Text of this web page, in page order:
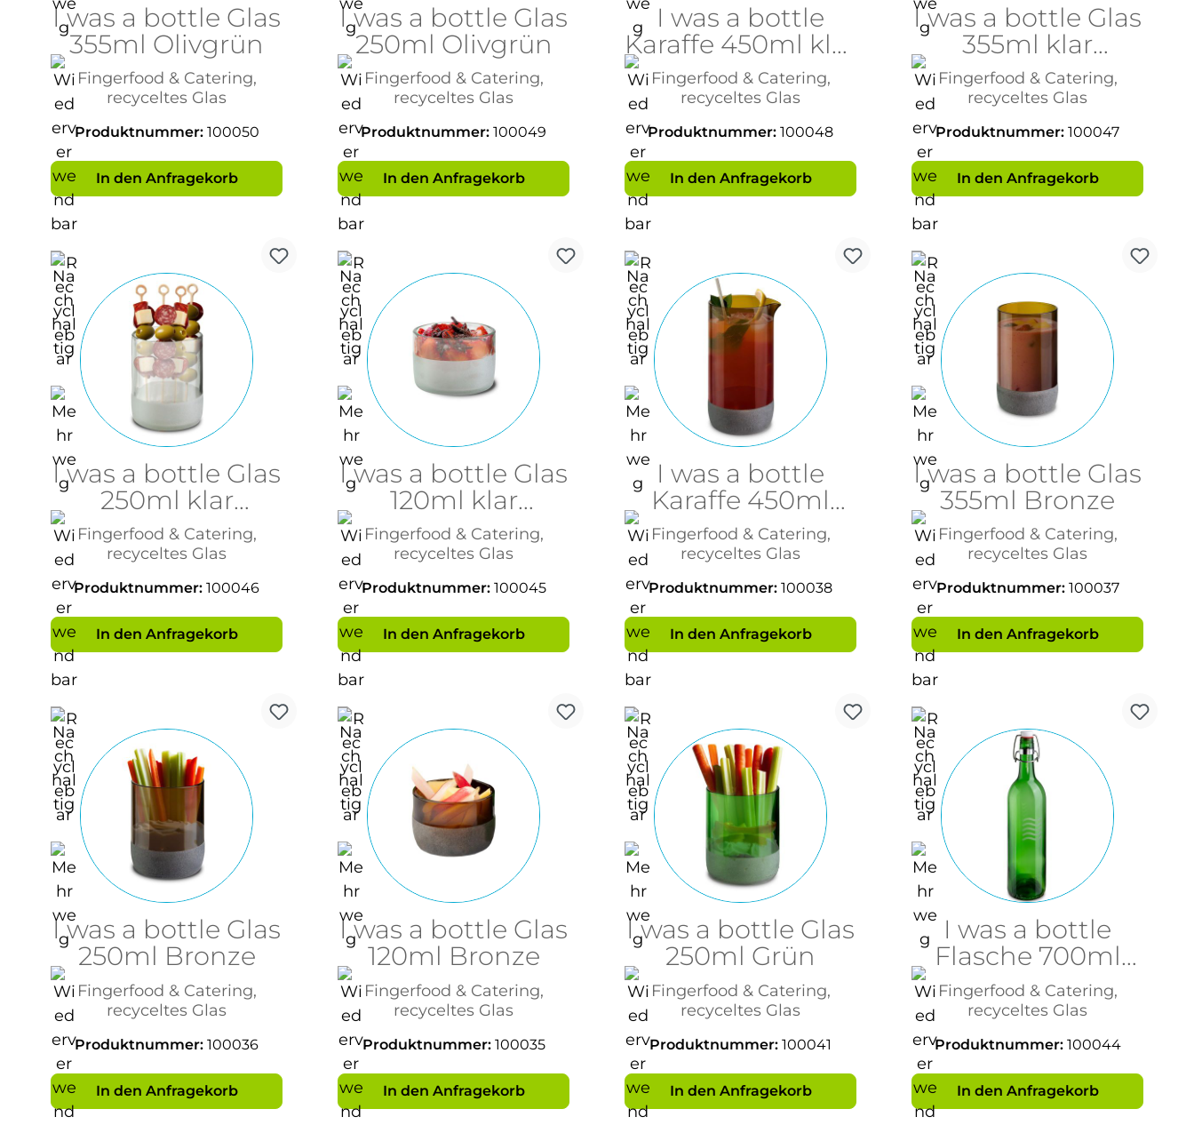
I was a bottle Glas
355ml Olivgrün
Fingerfood & Catering,
recyceltes Glas
Produktnummer: 100050
In den Anfragekorb
I was a bottle Glas
250ml Olivgrün
Fingerfood & Catering,
recyceltes Glas
Produktnummer: 100049
In den Anfragekorb
I was a bottle
Karaffe 450ml klar
gefrostet
Fingerfood & Catering,
recyceltes Glas
Produktnummer: 100048
In den Anfragekorb
I was a bottle Glas
355ml klar
gefrostet
Fingerfood & Catering,
recyceltes Glas
Produktnummer: 100047
In den Anfragekorb
I was a bottle Glas
250ml klar
gefrostet
Fingerfood & Catering,
recyceltes Glas
Produktnummer: 100046
In den Anfragekorb
I was a bottle Glas
120ml klar
gefrostet
Fingerfood & Catering,
recyceltes Glas
Produktnummer: 100045
In den Anfragekorb
I was a bottle
Karaffe 450ml
Bronze
Fingerfood & Catering,
recyceltes Glas
Produktnummer: 100038
In den Anfragekorb
I was a bottle Glas
355ml Bronze
Fingerfood & Catering,
recyceltes Glas
Produktnummer: 100037
In den Anfragekorb
I was a bottle Glas
250ml Bronze
Fingerfood & Catering,
recyceltes Glas
Produktnummer: 100036
In den Anfragekorb
I was a bottle Glas
120ml Bronze
Fingerfood & Catering,
recyceltes Glas
Produktnummer: 100035
In den Anfragekorb
I was a bottle Glas
250ml Grün
Fingerfood & Catering,
recyceltes Glas
Produktnummer: 100041
In den Anfragekorb
I was a bottle
Flasche 700ml
Grün
Fingerfood & Catering,
recyceltes Glas
Produktnummer: 100044
In den Anfragekorb